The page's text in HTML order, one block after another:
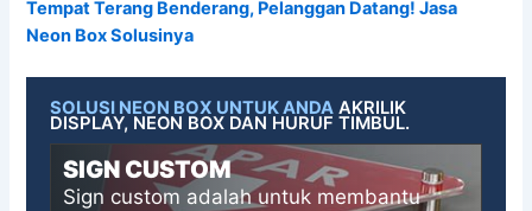
Tempat Terang Benderang, Pelanggan Datang! Jasa
Neon Box Solusinya
SOLUSI NEON BOX UNTUK ANDA AKRILIK
DISPLAY, NEON BOX DAN HURUF TIMBUL.
SIGN CUSTOM
Sign custom adalah untuk membantu